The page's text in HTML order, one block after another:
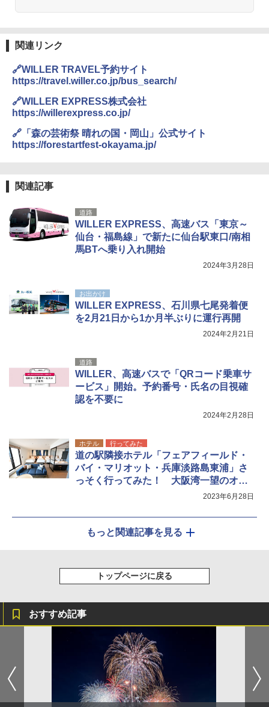
関連リンク
🔗WILLER TRAVEL予約サイト
https://travel.willer.co.jp/bus_search/
🔗WILLER EXPRESS株式会社
https://willerexpress.co.jp/
🔗「森の芸術祭 晴れの国・岡山」公式サイト
https://forestartfest-okayama.jp/
関連記事
道路
WILLER EXPRESS、高速バス「東京～
仙台・福島線」で新たに仙台駅東口/南相
馬BTへ乗り入れ開始
2024年3月28日
お出かけ
WILLER EXPRESS、石川県七尾発着便
を2月21日から1か月半ぶりに運行再開
2024年2月21日
道路
WILLER、高速バスで「QRコード乗車サ
ービス」開始。予約番号・氏名の目視確
認を不要に
2024年2月28日
ホテル 行ってみた
道の駅隣接ホテル「フェアフィールド・
バイ・マリオット・兵庫淡路島東浦」さ
っそく行ってみた！ 大阪湾一望のオー
2023年6月28日
もっと関連記事を見る
トップページに戻る
おすすめ記事